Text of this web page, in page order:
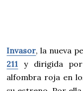
Invasor, la nueva
211 y dirigida por
alfombra roja en